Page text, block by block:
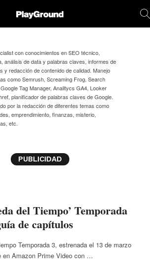
Yosniel
con conocimientos en SEO técnico,
análisis de data y palabras claves, informes de
y redacción de contenido de calidad. Manejo
como Semrush, Screaming Frog, Search
Tag Manager, Analitycs GA4, Looker
planificador de palabras claves de Google.
por la redacción de diferentes temas como
emprendimiento, finanzas, misterio,
etc.
PUBLICIDAD
del Tiempo’ Temporada
de capítulos
Temporada 3, estrenada el 13 de marzo
en Amazon Prime Video con …